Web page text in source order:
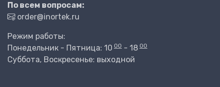
По всем вопросам:
order@inortek.ru
Режим работы:
Понедельник - Пятница: 10 00 - 18 00
Суббота, Воскресенье: выходной